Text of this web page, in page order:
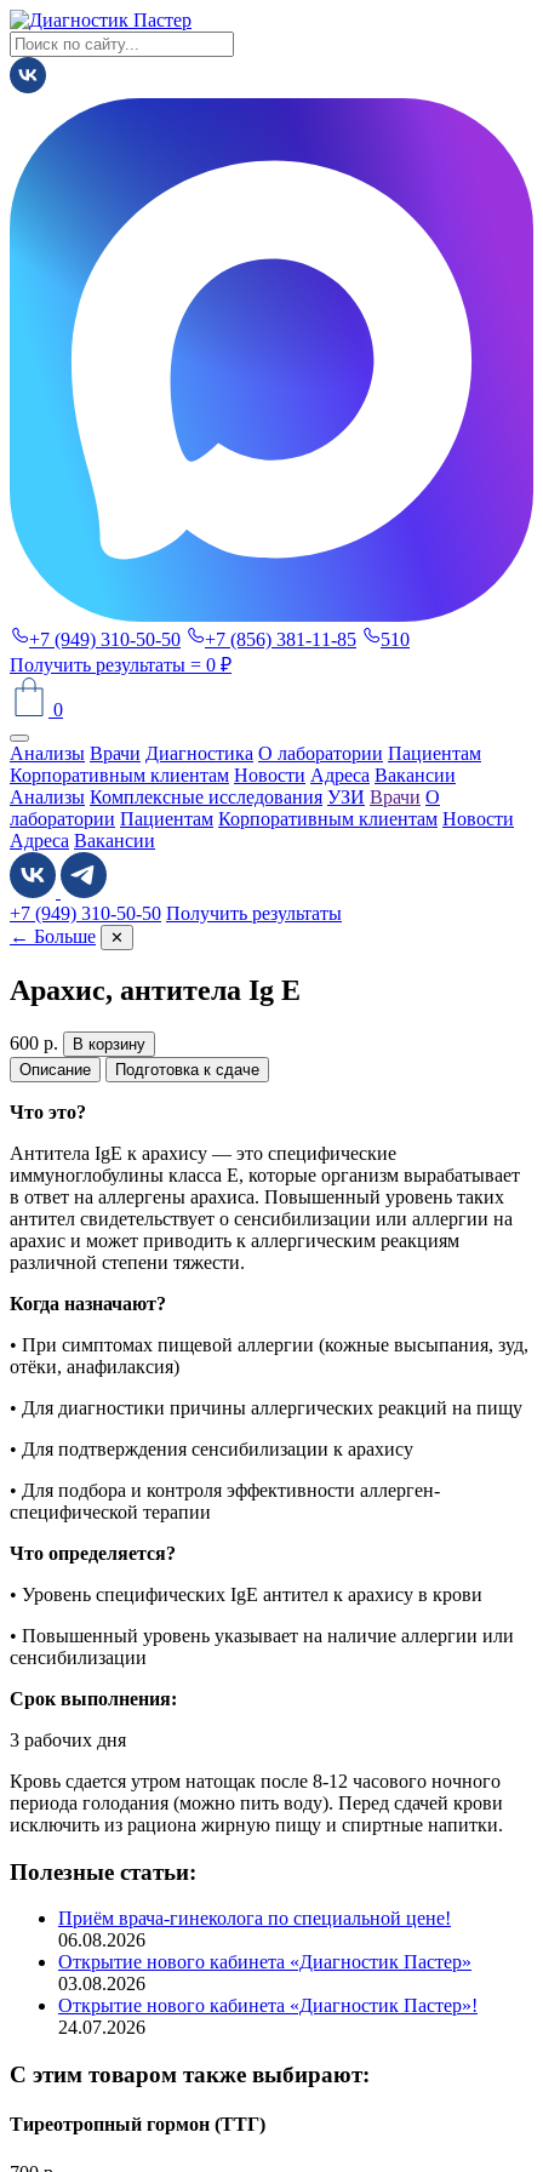
+7 (949) 310-50-50 +7 (856) 381-11-85
510
Получить результаты = 0 ₽
0
Анализы Врачи Диагностика О лаборатории Пациентам
Корпоративным клиентам Новости Адреса Вакансии
Анализы Комплексные исследования УЗИ Врачи О
лаборатории Пациентам Корпоративным клиентам Новости
Адреса Вакансии
+7 (949) 310-50-50 Получить результаты
← Больше
✕
Арахис, антитела Ig E
600 р.
В корзину
Описание
Подготовка к сдаче
Что это?
Антитела IgE к арахису — это специфические
иммуноглобулины класса Е, которые организм вырабатывает
в ответ на аллергены арахиса. Повышенный уровень таких
антител свидетельствует о сенсибилизации или аллергии на
арахис и может приводить к аллергическим реакциям
различной степени тяжести.
Когда назначают?
• При симптомах пищевой аллергии (кожные высыпания, зуд,
отёки, анафилаксия)
• Для диагностики причины аллергических реакций на пищу
• Для подтверждения сенсибилизации к арахису
• Для подбора и контроля эффективности аллерген-
специфической терапии
Что определяется?
• Уровень специфических IgE антител к арахису в крови
• Повышенный уровень указывает на наличие аллергии или
сенсибилизации
Срок выполнения:
3 рабочих дня
Кровь сдается утром натощак после 8-12 часового ночного
периода голодания (можно пить воду). Перед сдачей крови
исключить из рациона жирную пищу и спиртные напитки.
Полезные статьи:
Приём врача-гинеколога по специальной цене!
06.08.2026
Открытие нового кабинета «Диагностик Пастер»
03.08.2026
Открытие нового кабинета «Диагностик Пастер»!
24.07.2026
С этим товаром также выбирают:
Тиреотропный гормон (ТТГ)